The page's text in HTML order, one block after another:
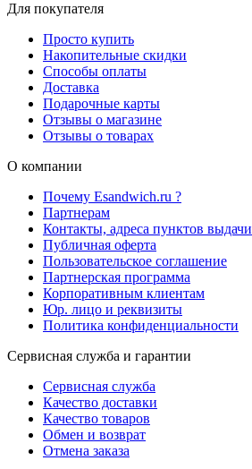
Для покупателя
Просто купить
Накопительные скидки
Способы оплаты
Доставка
Подарочные карты
Отзывы о магазине
Отзывы о товарах
О компании
Почему Esandwich.ru ?
Партнерам
Контакты, адреса пунктов выдачи
Публичная оферта
Пользовательское соглашение
Партнерская программа
Корпоративным клиентам
Юр. лицо и реквизиты
Политика конфиденциальности
Сервисная служба и гарантии
Сервисная служба
Качество доставки
Качество товаров
Обмен и возврат
Отмена заказа